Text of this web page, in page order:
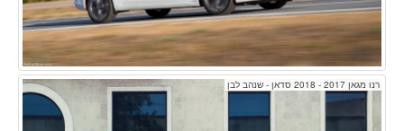
רנו מגאן 2017 - 2018 סדאן - שנהב לבן